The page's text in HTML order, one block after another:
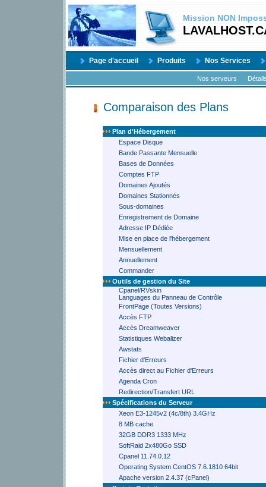
Mission NON
Page d'accueil Produits Nos Services
Nos serveurs
Comparaison des Plans
Plan d'Hébergement
Espace Disque
Bande Passante Mensuelle
Bases de Données
Comptes FTP
Domaines Ajoutés
Domaines Stationnés
Sous-domaines
Enregistrement de Domaine
Adresse IP Dédiée
Mise en place de l'hébergement
Mensuellement
Annuellement
Commander
Outils de gestion du Site
Cpanel/RVskin
Languages du Panneau de Contrôle
FrontPage (Toutes Versions)
Accès FTP
Accès Dreamweaver
Statistiques Webalizer
Awstats
Fichier d'Erreurs
Accès direct au Fichier d'Erreurs
Agenda Cron
Redirection/Transfert URL
Spécifications du Serveur
Xeon E3-1245v2 (4c/8th) 3.4GHz
8 MB cache
32GB DDR3 1333 MHz
SoftRaid 2x480Go SSD
Cpanel 11.74.0.12
Operating System CentOS 7.6.1810 64bit
Apache version 2.4.37 (cPanel)